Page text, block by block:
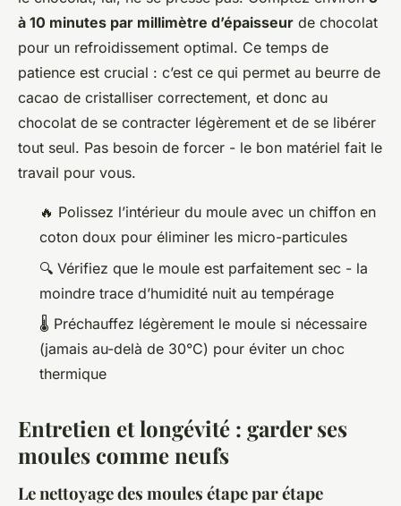
à 10 minutes par millimètre d’épaisseur de chocolat
pour un refroidissement optimal. Ce temps de
patience est crucial : c’est ce qui permet au beurre de
cacao de cristalliser correctement, et donc au
chocolat de se contracter légèrement et de se libérer
tout seul. Pas besoin de forcer - le bon matériel fait le
travail pour vous.
🔥 Polissez l’intérieur du moule avec un chiffon en
coton doux pour éliminer les micro-particules
🔍 Vérifiez que le moule est parfaitement sec - la
moindre trace d’humidité nuit au tempérage
🌡️ Préchauffez légèrement le moule si nécessaire
(jamais au-delà de 30°C) pour éviter un choc
thermique
Entretien et longévité : garder ses
moules comme neufs
Le nettoyage des moules étape par étape